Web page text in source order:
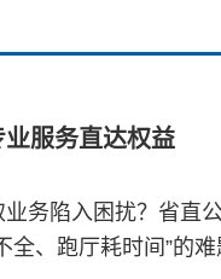
服务直达权益
务陷入困扰？省直
、跑厅耗时间”的